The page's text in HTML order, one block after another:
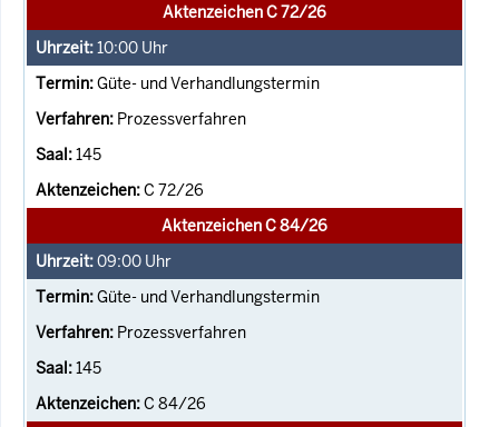
Aktenzeichen C 72/26
10:00 Uhr
Güte- und Verhandlungstermin
Prozessverfahren
145
C 72/26
Aktenzeichen C 84/26
09:00 Uhr
Güte- und Verhandlungstermin
Prozessverfahren
145
C 84/26